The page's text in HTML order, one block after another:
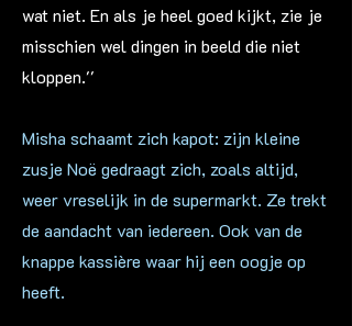
wat niet. En als je heel goed kijkt, zie je
misschien wel dingen in beeld die niet
kloppen.''
Misha schaamt zich kapot: zijn kleine
zusje Noë gedraagt zich, zoals altijd,
weer vreselijk in de supermarkt. Ze trekt
de aandacht van iedereen. Ook van de
knappe kassière waar hij een oogje op
heeft.